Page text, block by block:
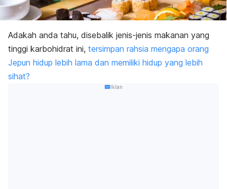
Adakah anda tahu, disebalik jenis-jenis makanan yang
tinggi karbohidrat ini, tersimpan rahsia mengapa orang
Jepun hidup lebih lama dan memiliki hidup yang lebih
sihat?
Iklan